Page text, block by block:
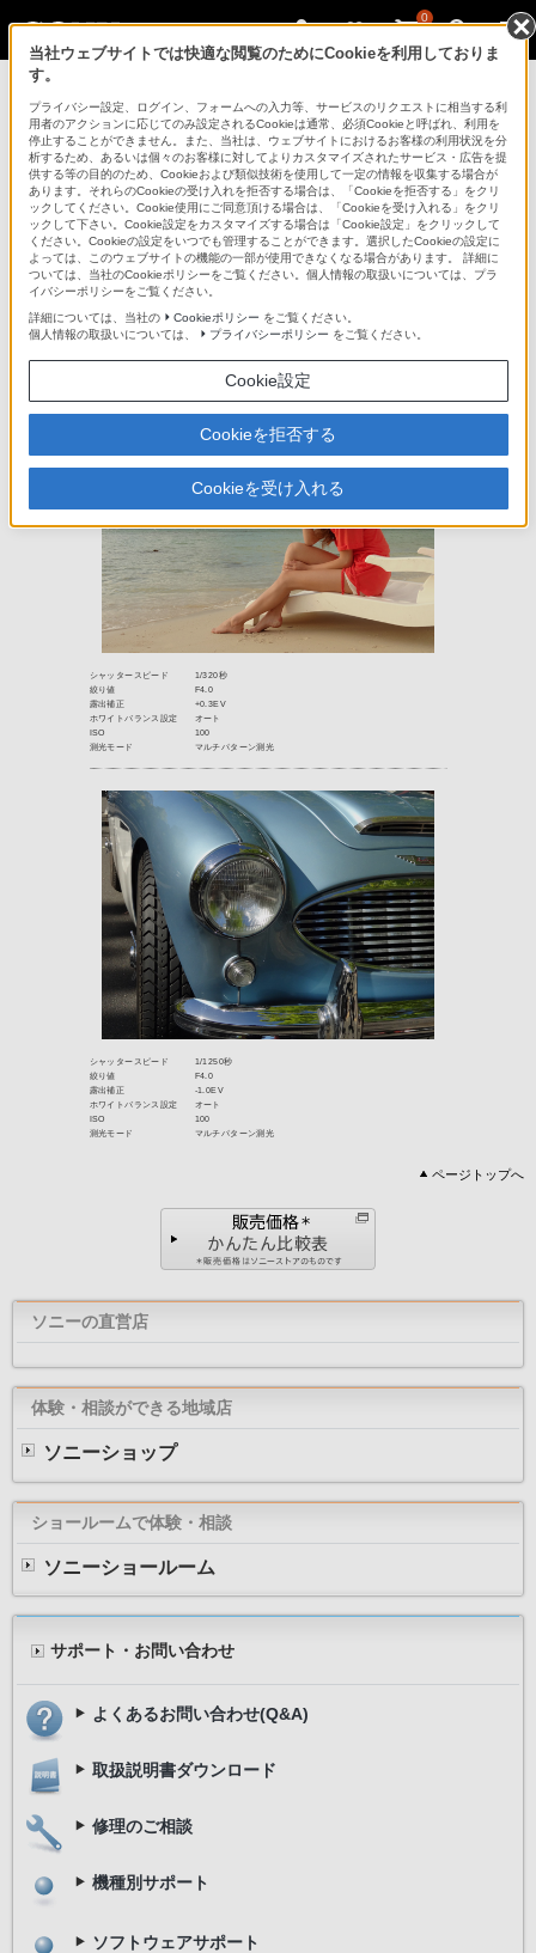
0
DSC-HX9V
デジタルスチルカメラ DSC-HX9V
撮影サンプル
サムネイル画像を選んでクリックすると、実際
れます。
※ サンプル画像は非常に大きなデータです。回線状況
あります
シャッタースピード
ホワイトバランス設定
オート
ISO
100
測光モード
ページトップへ
ソニーの直営店
体験・相談ができる地域店
ソニーショップ
ショールームで体験・相談
ソニーショールーム
サポート・お問い合わせ
よくあるお問い合わせ(Q&A)
取扱説明書ダウンロード
修理のご相談
機種別サポート
ソフトウェアサポート
当社ウェブサイトでは快適な閲覧のためにCookieを利用しておりま
す。
プライバシー設定、ログイン、フォームへの入力等、サービスのリクエストに相当する利
用者のアクションに応じてのみ設定されるCookieは通常、必須Cookieと呼ばれ、利用を
停止することができません。また、当社は、ウェブサイトにおけるお客様の利用状況を分
析するため、あるいは個々のお客様に対してよりカスタマイズされたサービス・広告を提
供する等の目的のため、Cookieおよび類似技術を使用して一定の情報を収集する場合が
あります。それらのCookieの受け入れを拒否する場合は、「Cookieを拒否する」をクリ
ックしてください。Cookie使用にご同意頂ける場合は、「Cookieを受け入れる」をクリ
ックして下さい。Cookie設定をカスタマイズする場合は「Cookie設定」をクリックして
ください。Cookieの設定をいつでも管理することができます。選択したCookieの設定に
よっては、このウェブサイトの機能の一部が使用できなくなる場合があります。 詳細に
ついては、当社のCookieポリシーをご覧ください。個人情報の取扱いについては、プラ
イバシーポリシーをご覧ください。
詳細については、当社の
Cookieポリシー をご覧ください。
個人情報の取扱いについては、
プライバシーポリシー をご覧ください。
Cookie設定
Cookieを拒否する
Cookieを受け入れる